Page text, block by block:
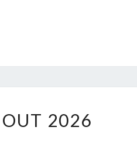
2026